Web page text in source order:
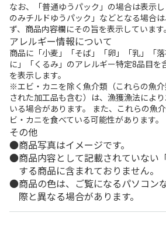
なお、「普通ゆうパック」の場合は表示
のみチルドゆうパック」などとなる場合
ず、商品内容欄にその旨を表示しています。
アレルギー情報について
商品に「小麦」「そば」「卵」「乳」「
に」「くるみ」のアレルギー特定8品目を
を表示します。
※エビ・カニを除く魚介類（これらの魚
された加工品も含む）は、漁獲漁法によ
いる場合があります。 また、これらの魚
ビ・カニを食べている可能性があります。
その他
商品写真はイメージです。
商品内容として記載されていない
する商品に含まれておりません。
商品の色は、ご覧になるパソコン
際と異なる場合があります。